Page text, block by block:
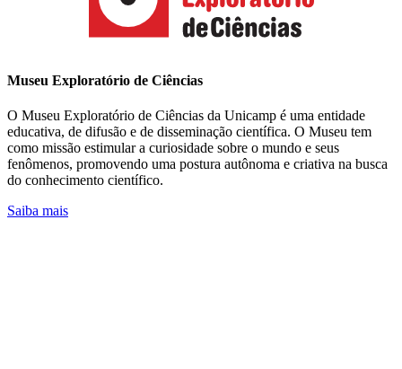
Museu Exploratório de Ciências
O Museu Exploratório de Ciências da Unicamp é uma entidade
educativa, de difusão e de disseminação científica. O Museu tem
como missão estimular a curiosidade sobre o mundo e seus
fenômenos, promovendo uma postura autônoma e criativa na busca
do conhecimento científico.
Saiba mais